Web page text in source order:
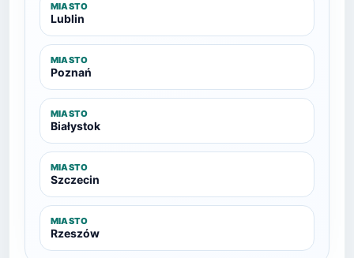
MIASTO
Lublin
MIASTO
Poznań
MIASTO
Białystok
MIASTO
Szczecin
MIASTO
Rzeszów